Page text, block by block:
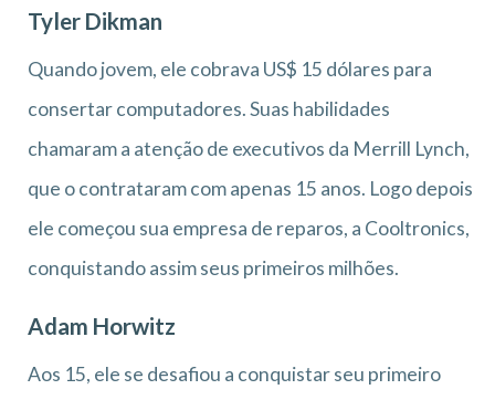
Tyler Dikman
Quando jovem, ele cobrava US$ 15 dólares para
consertar computadores. Suas habilidades
chamaram a atenção de executivos da Merrill Lynch,
que o contrataram com apenas 15 anos. Logo depois
ele começou sua empresa de reparos, a Cooltronics,
conquistando assim seus primeiros milhões.
Adam Horwitz
Aos 15, ele se desafiou a conquistar seu primeiro